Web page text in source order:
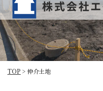
仲介土地一覧
TOP > 仲介土地